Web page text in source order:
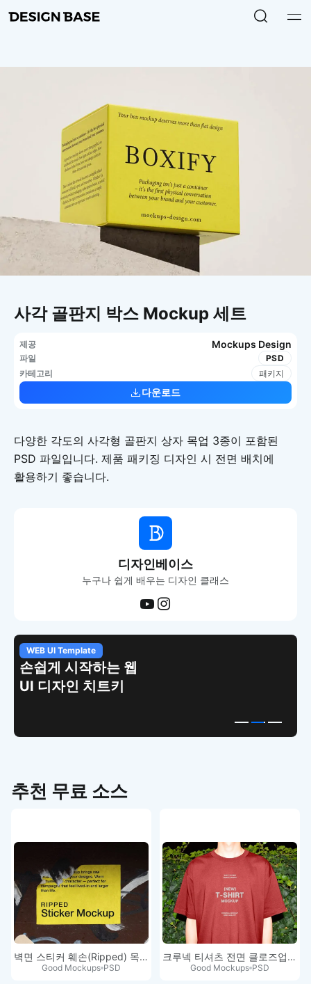
사각 골판지 박스 Mockup 세트
제공 Mockups Design
파일
PSD
카테고리
패키지
다운로드
다양한 각도의 사각형 골판지 상자 목업 3종이 포함된
PSD 파일입니다. 제품 패키징 디자인 시 전면 배치에
활용하기 좋습니다.
디자인베이스
누구나 쉽게 배우는 디자인 클래스
WEB UI Template
손쉽게 시작하는 웹
UI 디자인 치트키
추천 무료 소스
벽면 스티커 훼손(Ripped) 목업
Good Mockups PSD
크루넥 티셔츠 전면 클로즈업 목업
Good Mockups PSD